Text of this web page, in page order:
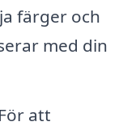
färger och
med din
För att